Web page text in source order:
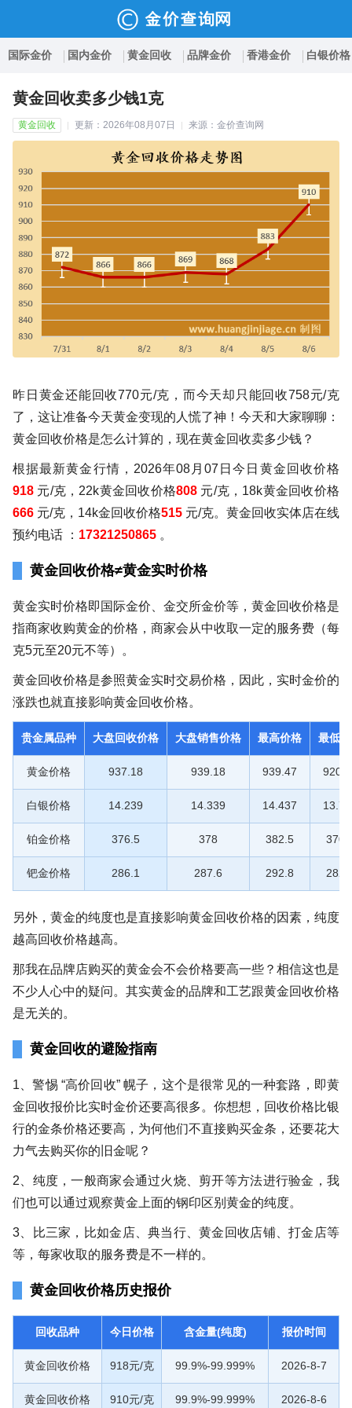
国际金价 国内金价 黄金回收 品牌金价 香港金价 白银价格
黄金回收卖多少钱1克
黄金回收 更新：2026年08月07日 来源：金价查询网
昨日黄金还能回收770元/克，而今天却只能回收758元/克
了，这让准备今天黄金变现的人慌了神！今天和大家聊聊：
黄金回收价格是怎么计算的，现在黄金回收卖多少钱？
根据最新黄金行情，2026年08月07日今日黄金回收价格
918 元/克，22k黄金回收价格808 元/克，18k黄金回收价格
666 元/克，14k金回收价格515 元/克。黄金回收实体店在线
预约电话 ： 17321250865 。
黄金回收价格≠黄金实时价格
黄金实时价格即国际金价、金交所金价等，黄金回收价格是
指商家收购黄金的价格，商家会从中收取一定的服务费（每
克5元至20元不等）。
黄金回收价格是参照黄金实时交易价格，因此，实时金价的
涨跌也就直接影响黄金回收价格。
贵金属品种 大盘回收价格 大盘销售价格 最高价格 最低
黄金价格 937.18 939.18 939.47
白银价格 14.239 14.339 14.437
铂金价格 376.5 378 382.5
钯金价格 286.1 287.6 292.8
另外，黄金的纯度也是直接影响黄金回收价格的因素，纯度
越高回收价格越高。
那我在品牌店购买的黄金会不会价格要高一些？相信这也是
不少人心中的疑问。其实黄金的品牌和工艺跟黄金回收价格
是无关的。
黄金回收的避险指南
1、警惕 “高价回收” 幌子，这个是很常见的一种套路，即黄
金回收报价比实时金价还要高很多。你想想，回收价格比银
行的金条价格还要高，为何他们不直接购买金条，还要花大
力气去购买你的旧金呢？
2、纯度，一般商家会通过火烧、剪开等方法进行验金，我
们也可以通过观察黄金上面的钢印区别黄金的纯度。
3、比三家，比如金店、典当行、黄金回收店铺、打金店等
等，每家收取的服务费是不一样的。
黄金回收价格历史报价
回收品种 今日价格 含金量(纯度) 报价时间
黄金回收价格 918元/克 99.9%-99.999% 2026-8-7
黄金回收价格 910元/克 99.9%-99.999% 2026-8-6